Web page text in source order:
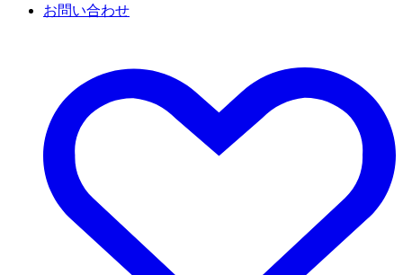
お問い合わせ